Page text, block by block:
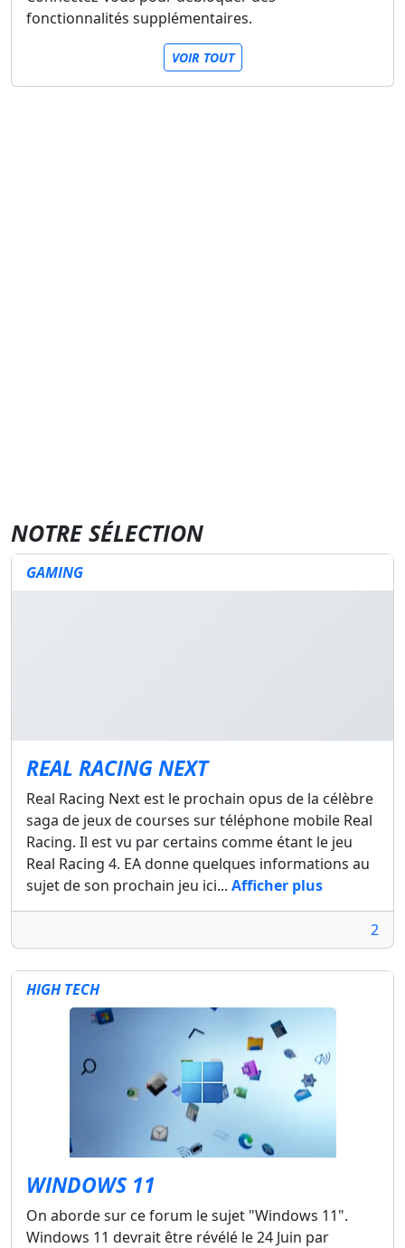
fonctionnalités supplémentaires.
VOIR TOUT
NOTRE SÉLECTION
GAMING
REAL RACING NEXT
Real Racing Next est le prochain opus de la célèbre
saga de jeux de courses sur téléphone mobile Real
Racing. Il est vu par certains comme étant le jeu
Real Racing 4. EA donne quelques informations au
sujet de son prochain jeu ici... Afficher plus
2
HIGH TECH
WINDOWS 11
On aborde sur ce forum le sujet "Windows 11".
Windows 11 devrait être révélé le 24 Juin par